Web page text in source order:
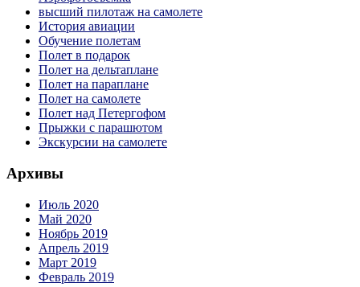
высший пилотаж на самолете
История авиации
Обучение полетам
Полет в подарок
Полет на дельтаплане
Полет на параплане
Полет на самолете
Полет над Петергофом
Прыжки с парашютом
Экскурсии на самолете
Архивы
Июль 2020
Май 2020
Ноябрь 2019
Апрель 2019
Март 2019
Февраль 2019